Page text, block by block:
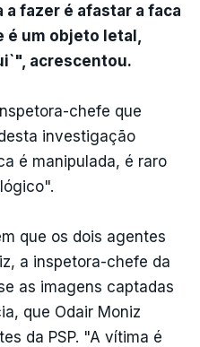
fazer é afastar a faca
um objeto letal,
acrescentou.
chefe que
investigação
é manipulada, é raro
que os dois agentes
a inspetora-chefe da
as imagens captadas
que Odair Moniz
da PSP. "A vítima é